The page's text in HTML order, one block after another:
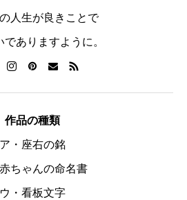
人生が良きことで
でありますように。
作品の種類
ア・座右の銘
ちゃんの命名書
ウ・看板文字